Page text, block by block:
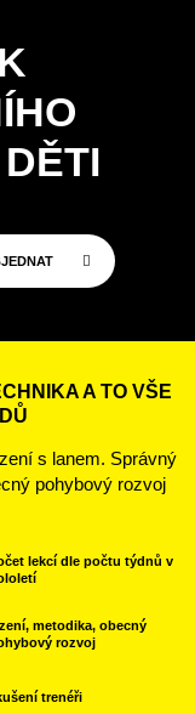
A TO VŠE
s lanem. Správný
pohybový rozvoj
lekcí dle počtu týdnů v
metodika, obecný
rozvoj
trenéři